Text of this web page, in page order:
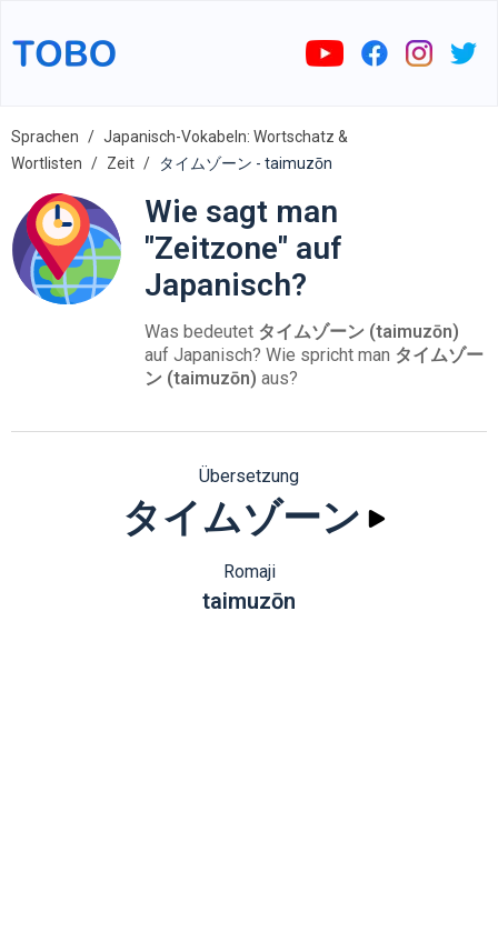
Sprachen
Japanisch-Vokabeln: Wortschatz &
Wortlisten
Zeit タイムゾーン - taimuzōn
Wie sagt man
"Zeitzone" auf
Japanisch?
Was bedeutet タイムゾーン (taimuzōn)
auf Japanisch? Wie spricht man タイムゾー
ン (taimuzōn) aus?
Übersetzung
タイムゾーン
Romaji
taimuzōn